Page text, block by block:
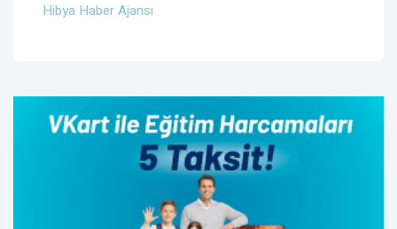
Hibya Haber Ajansı